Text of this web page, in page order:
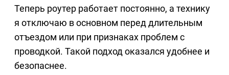
Теперь роутер работает постоянно, а технику
я отключаю в основном перед длительным
отъездом или при признаках проблем с
проводкой. Такой подход оказался удобнее и
безопаснее.